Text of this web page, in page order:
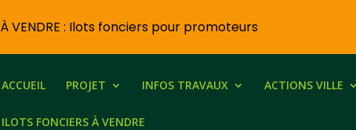
ACCUEIL PROJET INFOS TRAVAUX ACTIONS VILLE
ILOTS FONCIERS À VENDRE
À VENDRE : Ilots fonciers pour promoteurs